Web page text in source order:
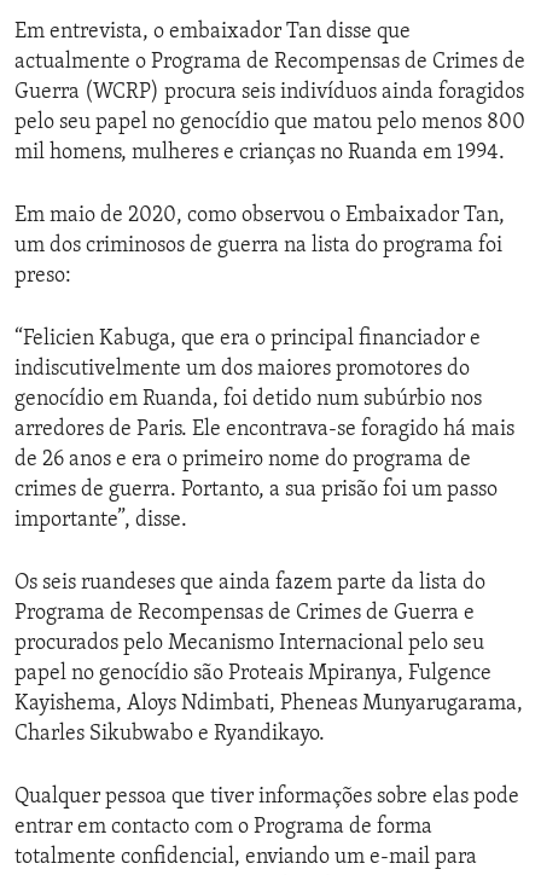
Em entrevista, o embaixador Tan disse que
actualmente o Programa de Recompensas de Crimes de
Guerra (WCRP) procura seis indivíduos ainda foragidos
pelo seu papel no genocídio que matou pelo menos 800
mil homens, mulheres e crianças no Ruanda em 1994.
Em maio de 2020, como observou o Embaixador Tan,
um dos criminosos de guerra na lista do programa foi
preso:
“Felicien Kabuga, que era o principal financiador e
indiscutivelmente um dos maiores promotores do
genocídio em Ruanda, foi detido num subúrbio nos
arredores de Paris. Ele encontrava-se foragido há mais
de 26 anos e era o primeiro nome do programa de
crimes de guerra. Portanto, a sua prisão foi um passo
importante”, disse.
Os seis ruandeses que ainda fazem parte da lista do
Programa de Recompensas de Crimes de Guerra e
procurados pelo Mecanismo Internacional pelo seu
papel no genocídio são Proteais Mpiranya, Fulgence
Kayishema, Aloys Ndimbati, Pheneas Munyarugarama,
Charles Sikubwabo e Ryandikayo.
Qualquer pessoa que tiver informações sobre elas pode
entrar em contacto com o Programa de forma
totalmente confidencial, enviando um e-mail para